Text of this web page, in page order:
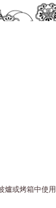
爐或烤箱中使用